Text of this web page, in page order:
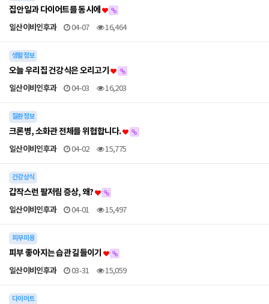
집안일과 다이어트를 동시에
일산이비인후과 04-07 16,464
생활정보
오늘 우리집 건강식은 오리고기
일산이비인후과 04-03 16,203
질환정보
크론병, 소화관 전체를 위협합니다.
일산이비인후과 04-02 15,775
건강상식
갑작스런 팔저림 증상, 왜?
일산이비인후과 04-01 15,497
피부미용
피부 좋아지는 습관 길들이기
일산이비인후과 03-31 15,059
다이어트